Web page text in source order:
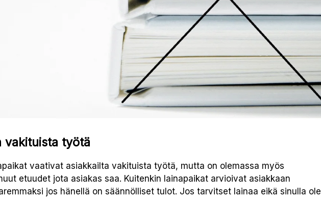
vakituista työtä
vaativat asiakkailta vakituista työtä, mutta on olemassa myös
etuudet jota asiakas saa. Kuitenkin lainapaikat arvioivat asiakkaan
jos hänellä on säännölliset tulot. Jos tarvitset lainaa eikä sinulla ole